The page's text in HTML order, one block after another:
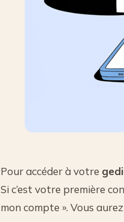
Pour accéder à votre
Si c’est votre première
mon compte ». Vous